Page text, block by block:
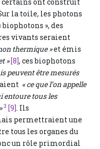
la toile, les photons
», des
vivants seraient
thermique »et émis
»[8], ces biophotons
peuvent être mesurés
« ce que l’on appelle
entoure tous les
3 [9]. Ils
permettraient une
tous les organes du
un rôle primordial